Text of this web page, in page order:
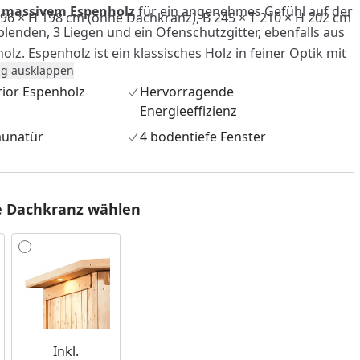
massivem Espenholzfür ein angenehmes Gefühl auf der
3 Liegen und ein Ofenschutzgitter, ebenfalls aus
Espenholz ist ein klassisches Holz in feiner Optik mit
und ideal geeignet für die Sauna-
Dachkranz aus massivem Fichtenholz inkl. LED-
erhältlich.
× H 198 cm (ohne Dachkranz), B 245 × T 210 × H 202 cm
ausklappen
Espenholz
Hervorragende
Energieeffizienz
4 bodentiefe Fenster
Dachkranz wählen
Inkl.